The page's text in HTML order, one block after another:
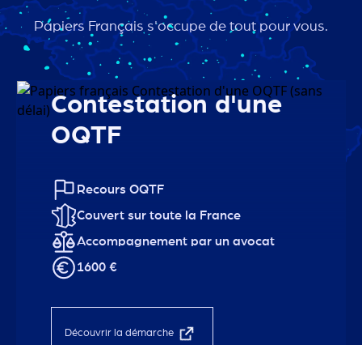
Papiers Français s'occupe de tout pour vous.
Contestation d'une
OQTF
Recours OQTF
Couvert sur toute la France
Accompagnement par un avocat
1600 €
Découvrir la démarche